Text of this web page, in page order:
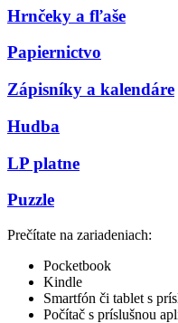
Hrnčeky a fľaše
Papiernictvo
Zápisníky a kalendáre
Hudba
LP platne
Puzzle
Prečítate na zariadeniach:
Pocketbook
Kindle
Smartfón či tablet s
Počítač s príslušnou